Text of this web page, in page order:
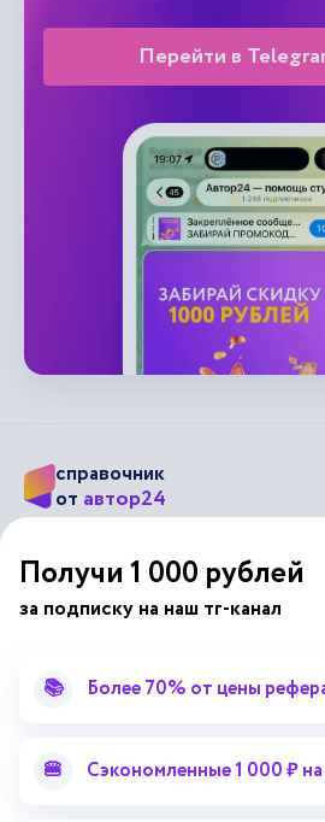
Перейти в
справочник
от автор24
Подписывайся на наши соц. сети
Лекторий
Справочник терминов
Получи 1 000 рублей
за подписку на наш тг-канал
📚 Более 70% от цены
🍔 Сэкономленные 1 000 ₽